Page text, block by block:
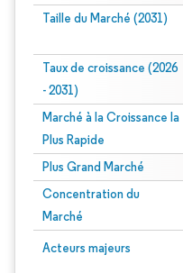
Taille du Marché (2031)
Taux de croissance (2026
- 2031)
Marché à la Croissance la
Plus Rapide
Plus Grand Marché
Concentration du
Marché
Acteurs majeurs
Image © Mordor Intelligence.